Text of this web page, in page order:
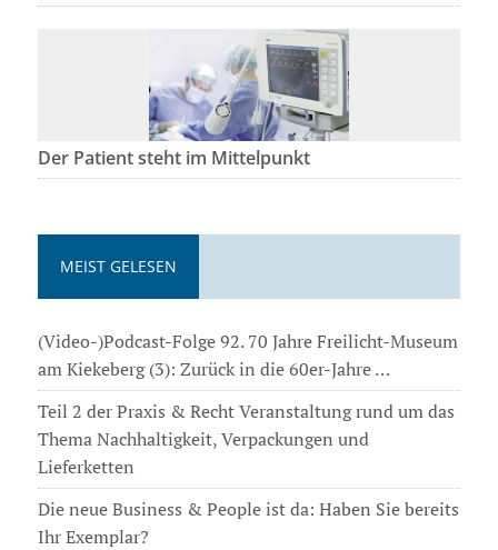
Der Patient steht im Mittelpunkt
MEIST GELESEN
(Video-)Podcast-Folge 92. 70 Jahre Freilicht-Museum
am Kiekeberg (3): Zurück in die 60er-Jahre …
Teil 2 der Praxis & Recht Veranstaltung rund um das
Thema Nachhaltigkeit, Verpackungen und
Lieferketten
Die neue Business & People ist da: Haben Sie bereits
Ihr Exemplar?